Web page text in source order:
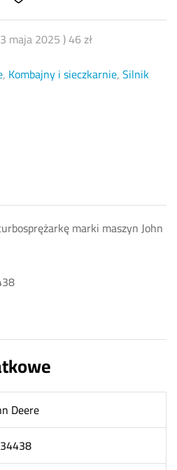
maja 2025)46zł
, Kombajny i sieczkarnie,Silnik
marki maszyn John
Deere